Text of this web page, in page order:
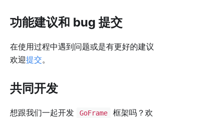
功能建议和 bug 提交
在使用过程中遇到问题或是有更好的建议
欢迎提交。
共同开发
想跟我们一起开发 GoFrame
框架吗？欢